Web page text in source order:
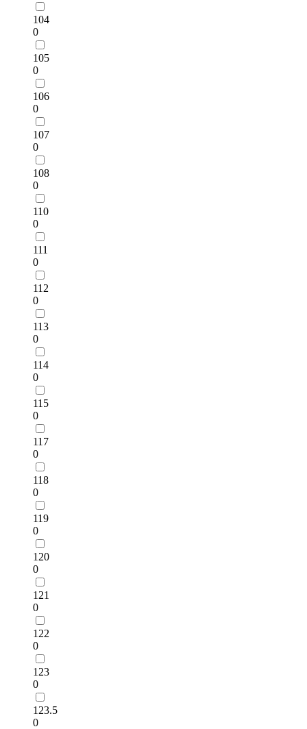
104
0
105
0
106
0
107
0
108
0
110
0
111
0
112
0
113
0
114
0
115
0
117
0
118
0
119
0
120
0
121
0
122
0
123
0
123.5
0